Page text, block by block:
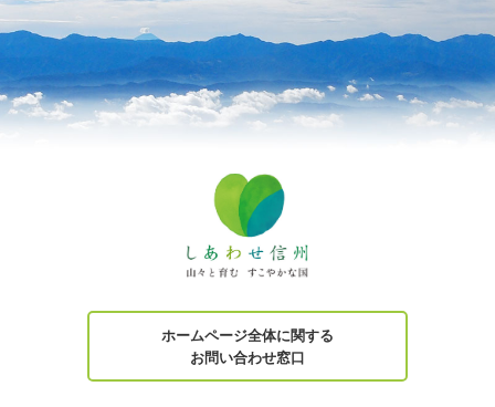
ホームページ全体に関する
お問い合わせ窓口